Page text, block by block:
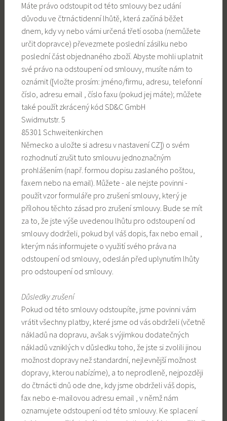
Máte právo odstoupit od této smlouvy bez udání
důvodu ve čtrnáctidenní lhůtě, která začíná běžet
dnem, kdy vy nebo vámi určená třetí osoba (nemůžete
určit dopravce) převezmete poslední zásilku nebo
poslední část objednaného zboží. Abyste mohli uplatnit
své právo na odstoupení od smlouvy, musíte nám to
oznámit ([vložte prosím: jméno/firmu, adresu, telefonní
číslo, adresu email , číslo faxu (pokud jej máte); můžete
také použít zkrácený kód SD&C GmbH
Swidmutstr. 5
85301 Schweitenkirchen
Německo a uložte si adresu v nastavení CZ]) o svém
rozhodnutí zrušit tuto smlouvu jednoznačným
prohlášením (např. formou dopisu zaslaného poštou,
faxem nebo na email). Můžete - ale nejste povinni -
použít vzor formuláře pro zrušení smlouvy, který je
přílohou těchto zásad pro zrušení smlouvy. Bude se mít
za to, že jste výše uvedenou lhůtu pro odstoupení od
smlouvy dodrželi, pokud byl váš dopis, fax nebo email ,
kterým nás informujete o využití svého práva na
odstoupení od smlouvy, odeslán před uplynutím lhůty
pro odstoupení od smlouvy.
Důsledky zrušení
Pokud od této smlouvy odstoupíte, jsme povinni vám
vrátit všechny platby, které jsme od vás obdrželi (včetně
nákladů na dopravu, avšak s výjimkou dodatečných
nákladů vzniklých v důsledku toho, že jste si zvolili jinou
možnost dopravy než standardní, nejlevnější možnost
dopravy, kterou nabízíme), a to neprodleně, nejpozději
do čtrnácti dnů ode dne, kdy jsme obdrželi váš dopis,
fax nebo e-mailovou adresu email , v němž nám
oznamujete odstoupení od této smlouvy. Ke splacení